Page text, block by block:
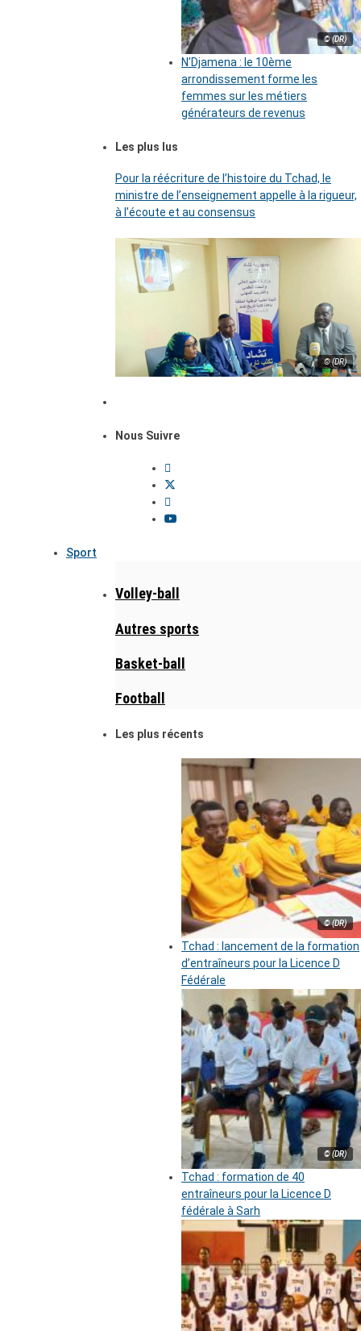
© (DR)
N’Djamena : le 10ème
arrondissement forme les
femmes sur les métiers
générateurs de revenus
Les plus lus
Pour la réécriture de l’histoire du Tchad, le
ministre de l’enseignement appelle à la rigueur,
à l’écoute et au consensus
© (DR)
Nous Suivre
Sport
Volley-ball
Autres sports
Basket-ball
Football
Les plus récents
© (DR)
Tchad : lancement de la formation
d’entraîneurs pour la Licence D
Fédérale
© (DR)
Tchad : formation de 40
entraîneurs pour la Licence D
fédérale à Sarh